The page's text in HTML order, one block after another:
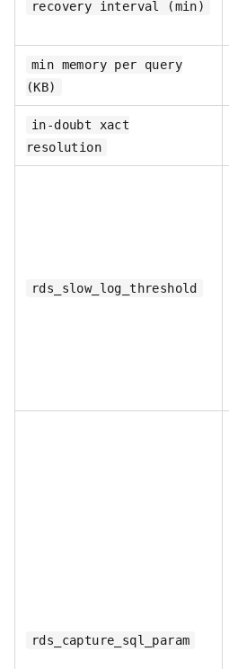
recovery interval (min)
min memory per query
(KB)
in-doubt xact
resolution
rds_slow_log_threshold
rds_capture_sql_param